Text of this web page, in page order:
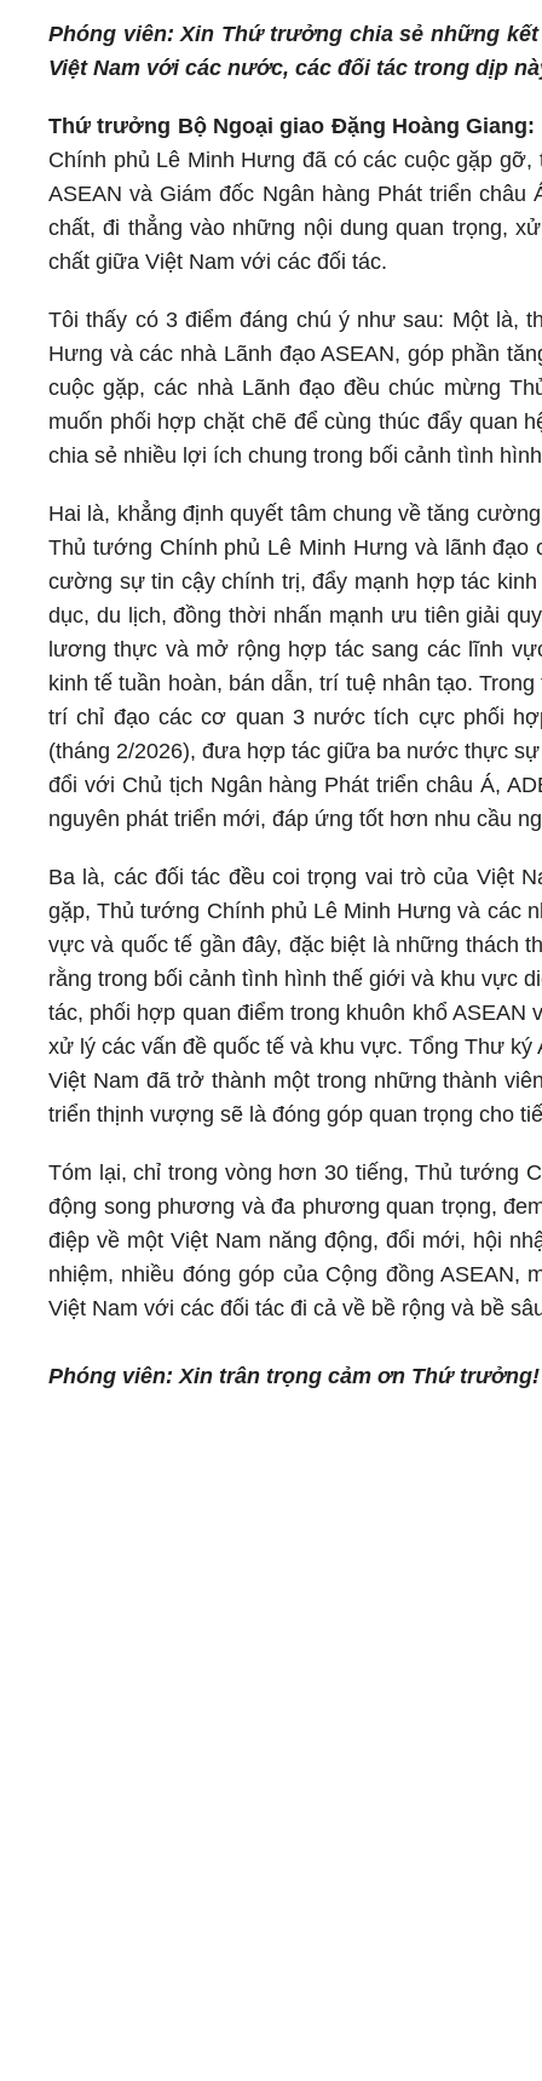
Phóng viên: Xin Thứ trưởng chia sẻ những
Việt Nam với các nước, các đối tác trong dịp
Thứ trưởng Bộ Ngoại giao Đặng Hoàng Giang:
Chính phủ Lê Minh Hưng đã có các cuộc gặp
ASEAN và Giám đốc Ngân hàng Phát triển
chất, đi thẳng vào những nội dung quan trọng,
chất giữa Việt Nam với các đối tác.
Tôi thấy có 3 điểm đáng chú ý như sau: Một là,
Hưng và các nhà Lãnh đạo ASEAN, góp phần
cuộc gặp, các nhà Lãnh đạo đều chúc mừng
muốn phối hợp chặt chẽ để cùng thúc đẩy quan
chia sẻ nhiều lợi ích chung trong bối cảnh tình
Hai là, khẳng định quyết tâm chung về tăng
Thủ tướng Chính phủ Lê Minh Hưng và lãnh
cường sự tin cậy chính trị, đẩy mạnh hợp tác
dục, du lịch, đồng thời nhấn mạnh ưu tiên giải
lương thực và mở rộng hợp tác sang các lĩnh
kinh tế tuần hoàn, bán dẫn, trí tuệ nhân tạo.
trí chỉ đạo các cơ quan 3 nước tích cực phối
(tháng 2/2026), đưa hợp tác giữa ba nước thực
đổi với Chủ tịch Ngân hàng Phát triển châu Á,
nguyên phát triển mới, đáp ứng tốt hơn nhu cầu
Ba là, các đối tác đều coi trọng vai trò của Việt
gặp, Thủ tướng Chính phủ Lê Minh Hưng và các
vực và quốc tế gần đây, đặc biệt là những thách
rằng trong bối cảnh tình hình thế giới và khu vực
tác, phối hợp quan điểm trong khuôn khổ ASEAN
xử lý các vấn đề quốc tế và khu vực. Tổng Thư
Việt Nam đã trở thành một trong những thành
triển thịnh vượng sẽ là đóng góp quan trọng cho
Tóm lại, chỉ trong vòng hơn 30 tiếng, Thủ tướng
động song phương và đa phương quan trọng,
điệp về một Việt Nam năng động, đổi mới, hội
nhiệm, nhiều đóng góp của Cộng đồng
Việt Nam với các đối tác đi cả về bề rộng và bề
Phóng viên: Xin trân trọng cảm ơn Thứ trưởng!